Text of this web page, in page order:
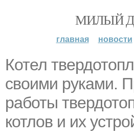
МИЛЫЙ
главная новости
Котел
своими руками.
работы
котлов и их